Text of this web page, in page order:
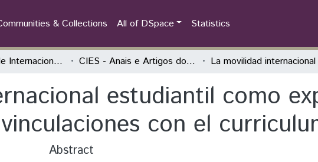
& Collections All of DSpace Statistics
Congresso de Internacionalização da Educação Superior (CIES) CIES - Anais e Artigos do evento
estudiantil como
con el
Abstract